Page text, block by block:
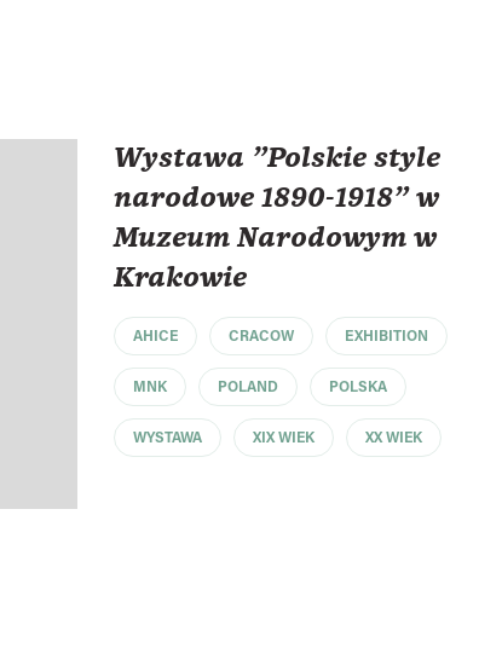
Wystawa "Polskie style
narodowe 1890-1918" w
Muzeum Narodowym w
Krakowie
AHICE CRACOW EXHIBITION
MNK POLAND POLSKA
WYSTAWA XIX WIEK XX WIEK